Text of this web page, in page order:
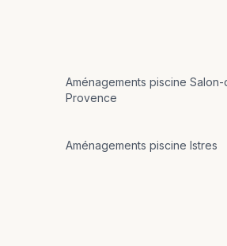
Aménagements piscine Salon-
Provence
Aménagements piscine Istres